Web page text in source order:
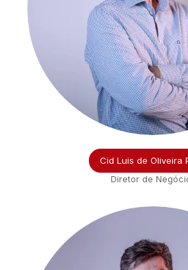
Cid Luis de Oliveira
Diretor de